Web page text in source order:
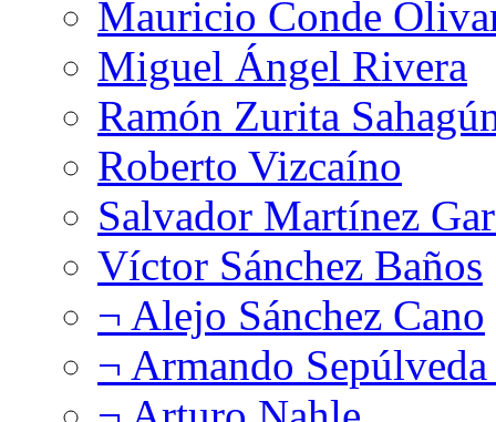
Mauricio Conde
Miguel Ángel Rivera
Ramón Zurita
Roberto Vizcaíno
Salvador Martínez
Víctor Sánchez Baños
¬ Alejo Sánchez Cano
¬ Armando